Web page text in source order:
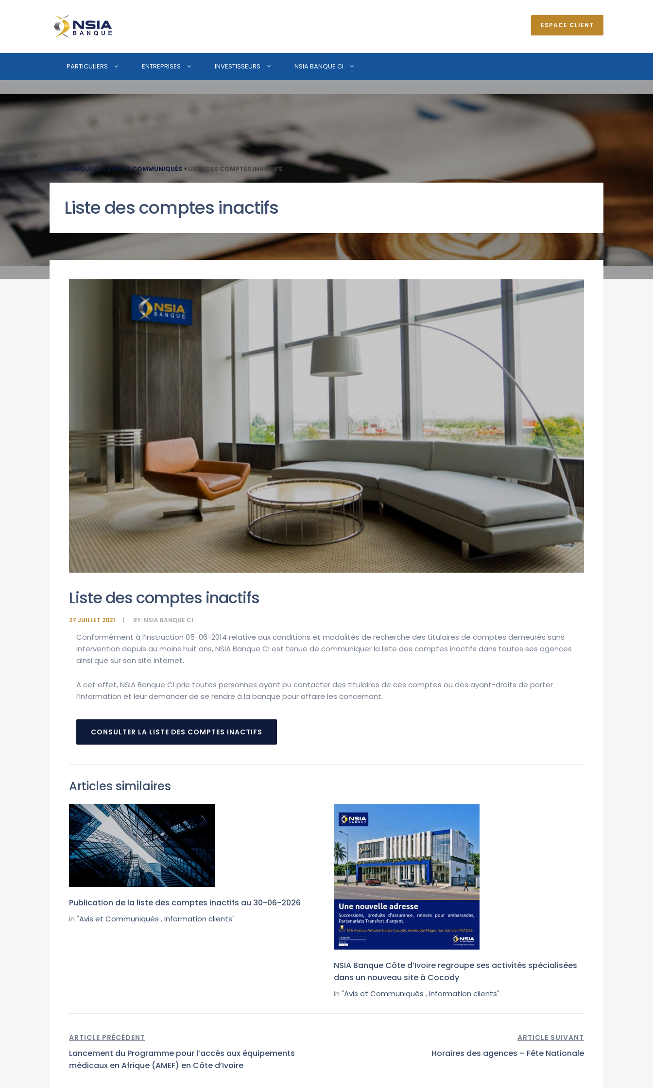
ESPACE CLIENT
PARTICULIERS ENTREPRISES INVESTISSEURS NSIA BANQUE CI
NSIA BANQUE CI>AVIS ET COMMUNIQUÉS > LISTE DES COMPTES INACTIFS
Liste des comptes inactifs
Liste des comptes inactifs
27 JUILLET 2021 BY: NSIA BANQUE CI
Conformément à l’instruction 05-06-2014 relative aux conditions et modalités de recherche des titulaires de comptes demeurés sans
intervention depuis au moins huit ans, NSIA Banque CI est tenue de communiquer la liste des comptes inactifs dans toutes ses agences
ainsi que sur son site internet.
A cet effet, NSIA Banque CI prie toutes personnes ayant pu contacter des titulaires de ces comptes ou des ayant-droits de porter
l’information et leur demander de se rendre à la banque pour affaire les concernant.
CONSULTER LA LISTE DES COMPTES INACTIFS
Articles similaires
Publication de la liste des comptes inactifs au 30-06-2026
in "Avis et Communiqués ,Information clients"
NSIA Banque Côte d’Ivoire regroupe ses activités spécialisées
dans un nouveau site à Cocody
in "Avis et Communiqués ,Information clients"
ARTICLE PRÉCÉDENT
Lancement du Programme pour l’accès aux équipements
médicaux en Afrique (AMEF) en Côte d’Ivoire
ARTICLE SUIVANT
Horaires des agences – Fête Nationale